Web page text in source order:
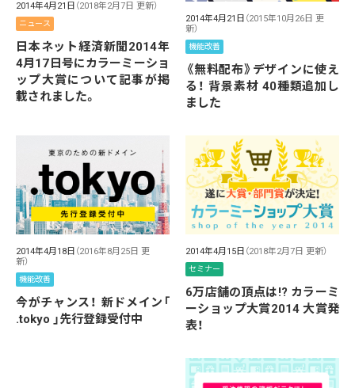
2014年4月21日 （2018年2月7日 更新）
ニュース
日本ネット経済新聞2014年
4月17日号にカラーミーショ
ップ大賞について記事が掲
載されました。
2014年4月21日 （2015年10月26日 更
新）
機能改善
《無料配布》デザインに使え
る！ 背景素材 40種類追加し
ました
2014年4月18日 （2016年8月25日 更
新）
機能改善
今がチャンス！ 新ドメイン「
.tokyo 」先行登録受付中
2014年4月15日 （2018年2月7日 更新）
セミナー
6万店舗の頂点は!? カラーミ
ーショップ大賞2014 大賞発
表！